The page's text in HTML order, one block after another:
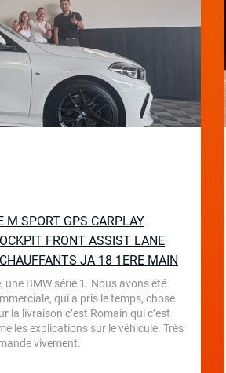
SPORT GPS CARPLAY
FRONT ASSIST LANE
JA 18 1ERE MAIN
BMW série 1. Nous avons été
qui a pris le temps, chose
la livraison c’est Romain qui c’est
les explications sur le véhicule. Très
vivement.